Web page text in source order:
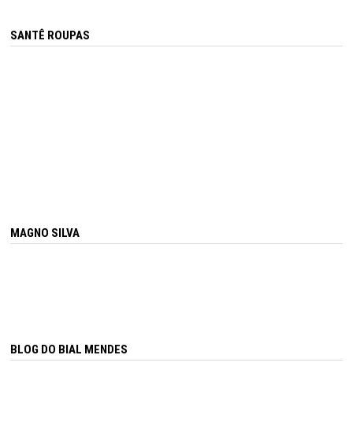
SANTÊ ROUPAS
MAGNO SILVA
BLOG DO BIAL MENDES